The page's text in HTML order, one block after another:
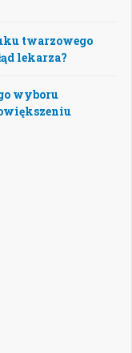
twarzowego
lekarza?
wyboru